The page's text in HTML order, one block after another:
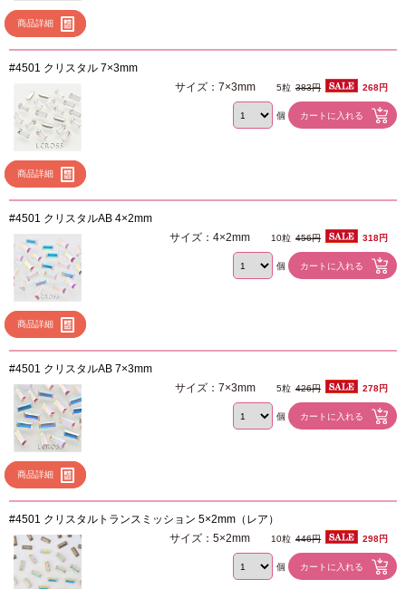
商品詳細
#4501 クリスタル 7×3mm
商品詳細
サイズ：7×3mm 5粒 383円 268円
個
#4501 クリスタルAB 4×2mm
商品詳細
サイズ：4×2mm 10粒 456円 318円
個
#4501 クリスタルAB 7×3mm
商品詳細
サイズ：7×3mm 5粒 426円 278円
個
#4501 クリスタルトランスミッション 5×2mm（レア）
サイズ：5×2mm 10粒 446円 298円
個